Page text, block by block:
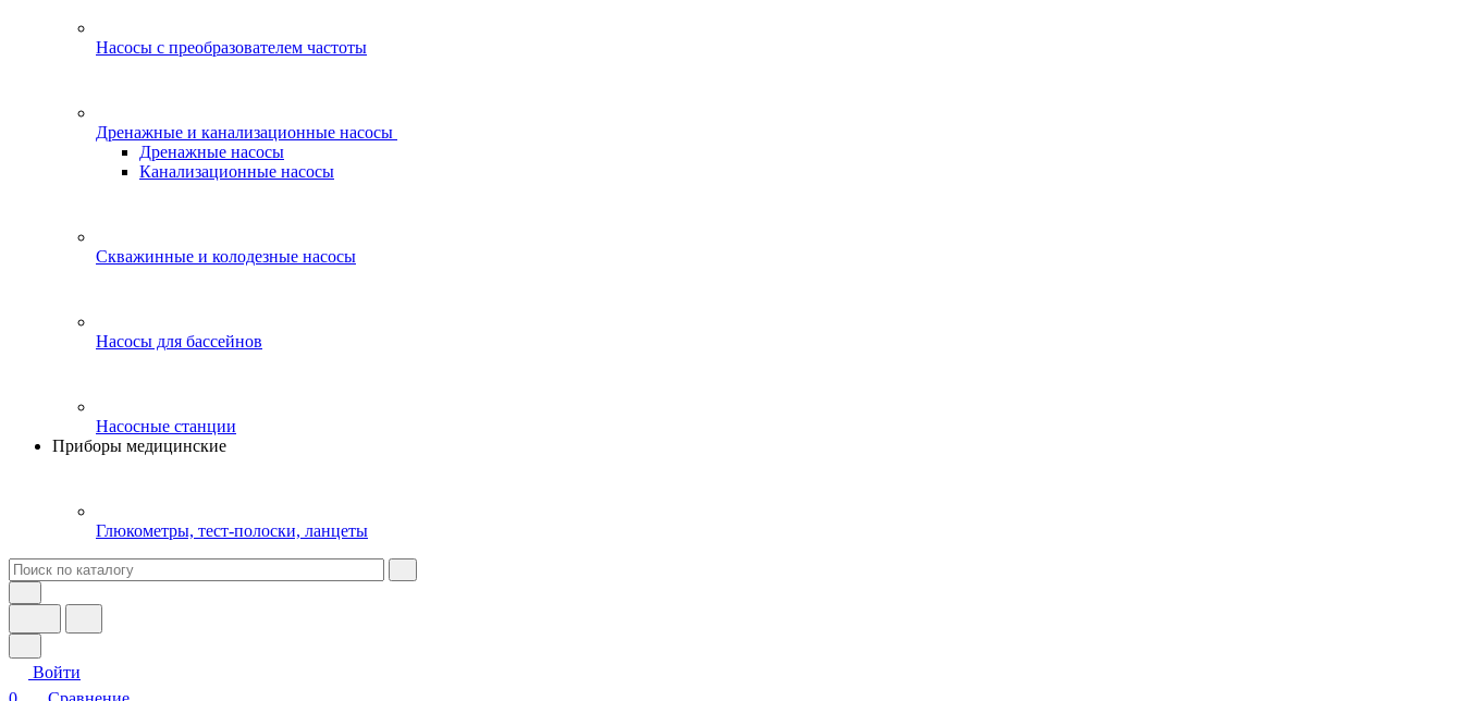
Насосы с преобразователем частоты
Дренажные и канализационные насосы
Дренажные насосы
Канализационные насосы
Скважинные и колодезные насосы
Насосы для бассейнов
Насосные станции
Приборы медицинские
Глюкометры, тест-полоски, ланцеты
Войти